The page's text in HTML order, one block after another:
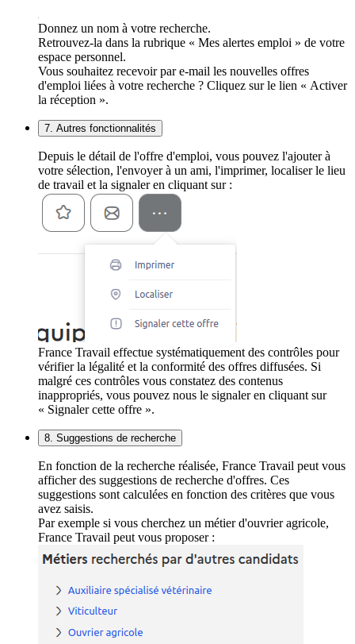
Donnez un nom à votre recherche.
Retrouvez-la dans la rubrique « Mes alertes emploi » de votre
espace personnel.
Vous souhaitez recevoir par e-mail les nouvelles offres
d'emploi liées à votre recherche ? Cliquez sur le lien « Activer
la réception ».
7. Autres fonctionnalités
Depuis le détail de l'offre d'emploi, vous pouvez l'ajouter à
votre sélection, l'envoyer à un ami, l'imprimer, localiser le lieu
de travail et la signaler en cliquant sur :
France Travail effectue systématiquement des contrôles pour
vérifier la légalité et la conformité des offres diffusées. Si
malgré ces contrôles vous constatez des contenus
inappropriés, vous pouvez nous le signaler en cliquant sur
« Signaler cette offre ».
8. Suggestions de recherche
En fonction de la recherche réalisée, France Travail peut vous
afficher des suggestions de recherche d'offres. Ces
suggestions sont calculées en fonction des critères que vous
avez saisis.
Par exemple si vous cherchez un métier d'ouvrier agricole,
France Travail peut vous proposer :